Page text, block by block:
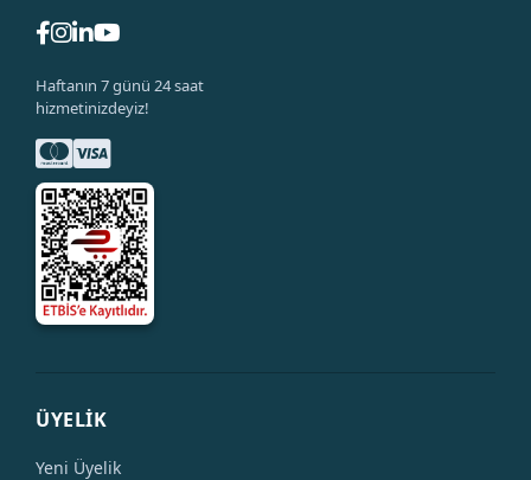
Haftanın 7 günü 24 saat
hizmetinizdeyiz!
ÜYELİK
Yeni Üyelik